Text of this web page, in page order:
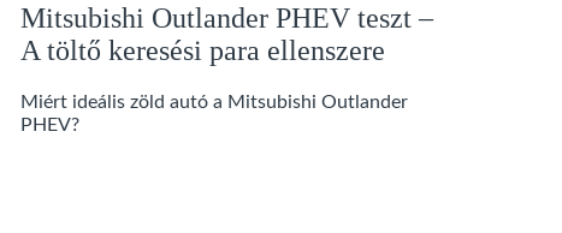
Mitsubishi Outlander PHEV teszt –
A töltő keresési para ellenszere
Miért ideális zöld autó a Mitsubishi Outlander
PHEV?